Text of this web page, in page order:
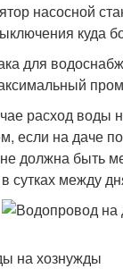
насосной
куда
для
расход воды
если на даче
должна быть
сутках между
на хознужды